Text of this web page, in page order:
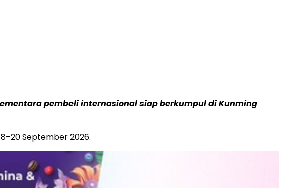
pembeli internasional siap berkumpul di Kunming
September 2026.